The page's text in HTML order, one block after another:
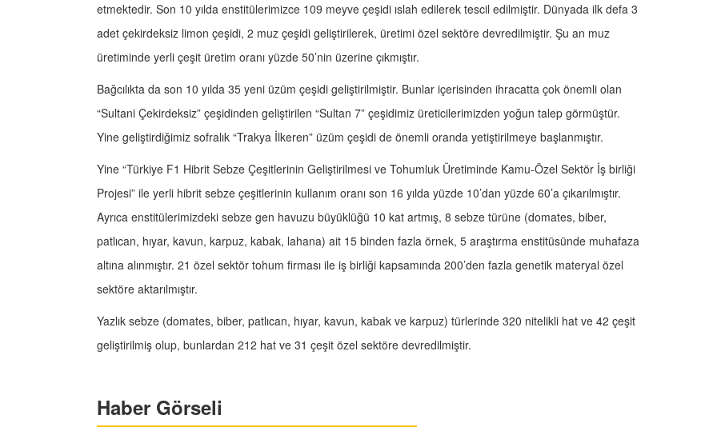
etmektedir. Son 10 yılda enstitülerimizce 109 meyve çeşidi ıslah edilerek tescil edilmiştir. Dünyada ilk defa 3
adet çekirdeksiz limon çeşidi, 2 muz çeşidi geliştirilerek, üretimi özel sektöre devredilmiştir. Şu an muz
üretiminde yerli çeşit üretim oranı yüzde 50’nin üzerine çıkmıştır.
Bağcılıkta da son 10 yılda 35 yeni üzüm çeşidi geliştirilmiştir. Bunlar içerisinden ihracatta çok önemli olan
“Sultani Çekirdeksiz” çeşidinden geliştirilen “Sultan 7” çeşidimiz üreticilerimizden yoğun talep görmüştür.
Yine geliştirdiğimiz sofralık “Trakya İlkeren” üzüm çeşidi de önemli oranda yetiştirilmeye başlanmıştır.
Yine “Türkiye F1 Hibrit Sebze Çeşitlerinin Geliştirilmesi ve Tohumluk Üretiminde Kamu-Özel Sektör İş birliği
Projesi” ile yerli hibrit sebze çeşitlerinin kullanım oranı son 16 yılda yüzde 10’dan yüzde 60’a çıkarılmıştır.
Ayrıca enstitülerimizdeki sebze gen havuzu büyüklüğü 10 kat artmış, 8 sebze türüne (domates, biber,
patlıcan, hıyar, kavun, karpuz, kabak, lahana) ait 15 binden fazla örnek, 5 araştırma enstitüsünde muhafaza
altına alınmıştır. 21 özel sektör tohum firması ile iş birliği kapsamında 200’den fazla genetik materyal özel
sektöre aktarılmıştır.
Yazlık sebze (domates, biber, patlıcan, hıyar, kavun, kabak ve karpuz) türlerinde 320 nitelikli hat ve 42 çeşit
geliştirilmiş olup, bunlardan 212 hat ve 31 çeşit özel sektöre devredilmiştir.
Haber Görseli